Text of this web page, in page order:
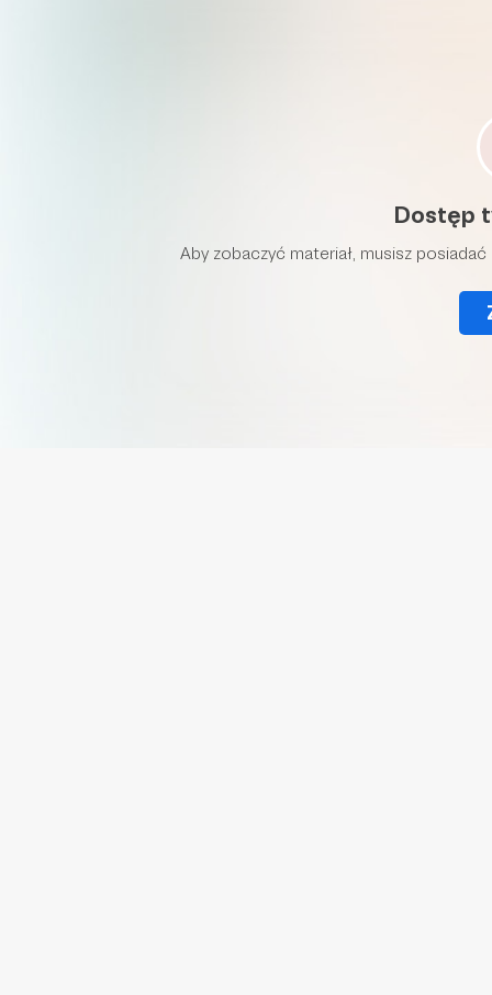
Dostęp
Aby zobaczyć materiał, musisz